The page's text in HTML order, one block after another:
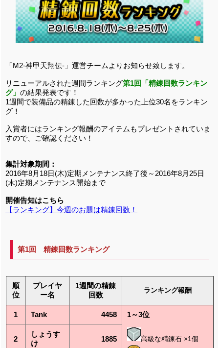
「M2-神甲天翔伝-」運営チームよりお知らせ致します。
リニューアルされた週間ランキング第1回「精錬回数ランキン
グ」の結果発表です！
1週間で装備品の精錬した回数が多かった上位30名をランキン
グ！
入賞者にはランキング報酬のアイテムもプレゼントされていま
すので、ご確認ください！
集計対象期間：
2016年8月18日(木)定期メンテナンス終了後～2016年8月25日
(木)定期メンテナンス開始まで
開催告知はこちら
【ランキング】今週のお題は精錬回数！
第1回 精錬回数ランキング
順
位
プレイヤ
ー名
1週間の精錬
回数
ランキング報酬
1 Tank 4458 1～3位
高級な精錬石 ×1個
2
しょうす
け
1885